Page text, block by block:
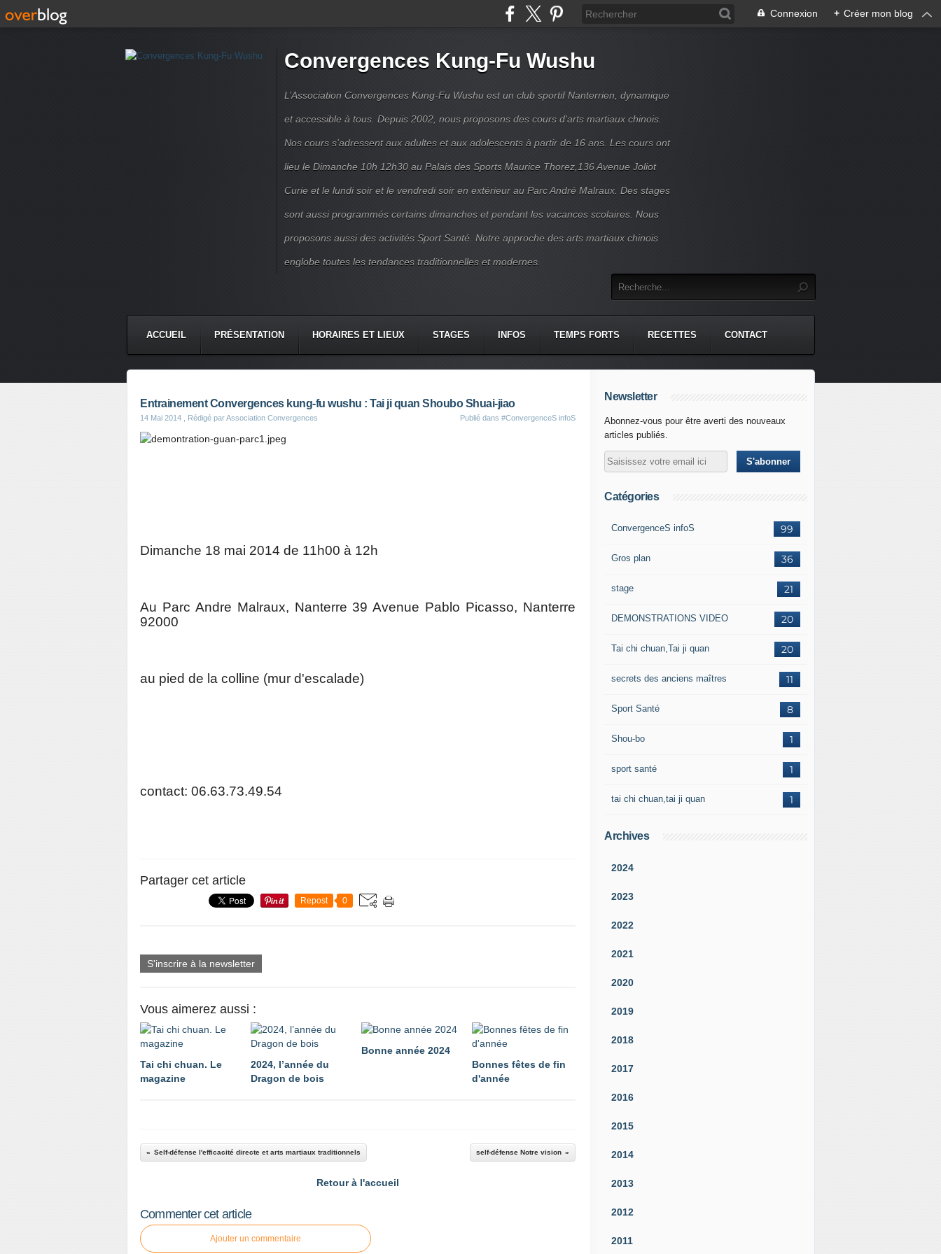
Connexion + Créer mon blog
Convergences Kung-Fu Wushu
L’Association Convergences Kung-Fu Wushu est un club sportif Nanterrien, dynamique
et accessible à tous. Depuis 2002, nous proposons des cours d'arts martiaux chinois.
Nos cours s'adressent aux adultes et aux adolescents à partir de 16 ans. Les cours ont
lieu le Dimanche 10h 12h30 au Palais des Sports Maurice Thorez,136 Avenue Joliot
Curie et le lundi soir et le vendredi soir en extérieur au Parc André Malraux. Des stages
sont aussi programmés certains dimanches et pendant les vacances scolaires. Nous
proposons aussi des activités Sport Santé. Notre approche des arts martiaux chinois
englobe toutes les tendances traditionnelles et modernes.
ACCUEIL PRÉSENTATION HORAIRES ET LIEUX STAGES INFOS TEMPS FORTS RECETTES CONTACT
Entrainement Convergences kung-fu wushu : Tai ji quan Shoubo Shuai-jiao
14 Mai 2014 , Rédigé par Association Convergences Publié dans #ConvergenceS infoS
Dimanche 18 mai 2014 de 11h00 à 12h
Au Parc Andre Malraux, Nanterre 39 Avenue Pablo Picasso, Nanterre
92000
au pied de la colline (mur d'escalade)
contact: 06.63.73.49.54
Partager cet article
Repost 0
S'inscrire à la newsletter
Vous aimerez aussi :
Tai chi chuan. Le
magazine
2024, l’année du
Dragon de bois
Bonne année 2024
Bonnes fêtes de fin
d'année
Self-défense l'efficacité directe et arts martiaux traditionnels self-défense Notre vision
Retour à l'accueil
Commenter cet article
Ajouter un commentaire
Newsletter
Abonnez-vous pour être averti des nouveaux
articles publiés.
Catégories
99
ConvergenceS infoS
36
Gros plan
21
stage
20
DEMONSTRATIONS VIDEO
20
Tai chi chuan,Tai ji quan
11
secrets des anciens maîtres
8
Sport Santé
1
Shou-bo
1
sport santé
1
tai chi chuan,tai ji quan
Archives
2024
2023
2022
2021
2020
2019
2018
2017
2016
2015
2014
2013
2012
2011